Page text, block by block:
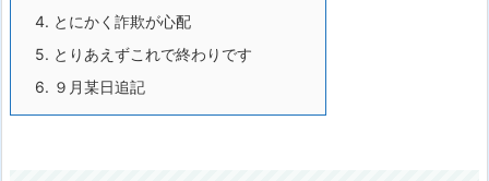
4. とにかく詐欺が心配
5. とりあえずこれで終わりです
6. ９月某日追記